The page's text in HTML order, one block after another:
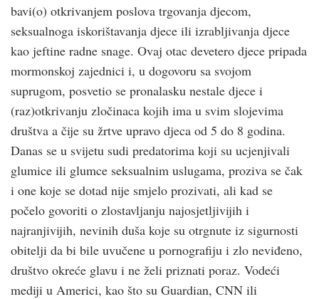
bavi(o) otkrivanjem poslova trgovanja djecom,
seksualnoga iskorištavanja djece ili izrabljivanja djece
kao jeftine radne snage. Ovaj otac devetero djece pripada
mormonskoj zajednici i, u dogovoru sa svojom
suprugom, posvetio se pronalasku nestale djece i
(raz)otkrivanju zločinaca kojih ima u svim slojevima
društva a čije su žrtve upravo djeca od 5 do 8 godina.
Danas se u svijetu sudi predatorima koji su ucjenjivali
glumice ili glumce seksualnim uslugama, proziva se čak
i one koje se dotad nije smjelo prozivati, ali kad se
počelo govoriti o zlostavljanju najosjetljivijih i
najranjivijih, nevinih duša koje su otrgnute iz sigurnosti
obitelji da bi bile uvučene u pornografiju i zlo neviđeno,
društvo okreće glavu i ne želi priznati poraz. Vodeći
mediji u Americi, kao što su Guardian, CNN ili